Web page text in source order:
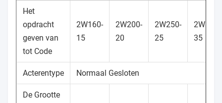
Het
opdracht
geven van
tot Code
2W160-
15
2W200-
20
2W250-
25
2W350-
35
Acterentype Normaal Gesloten
De Grootte